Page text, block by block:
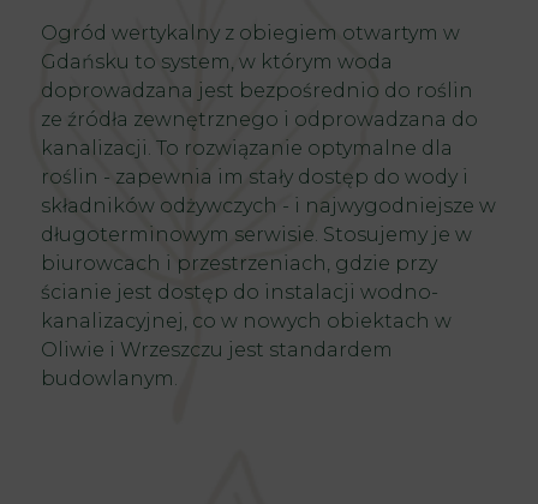
Ogród wertykalny z obiegiem otwartym w
Gdańsku to system, w którym woda
doprowadzana jest bezpośrednio do roślin
ze źródła zewnętrznego i odprowadzana do
kanalizacji. To rozwiązanie optymalne dla
roślin - zapewnia im stały dostęp do wody i
składników odżywczych - i najwygodniejsze w
długoterminowym serwisie. Stosujemy je w
biurowcach i przestrzeniach, gdzie przy
ścianie jest dostęp do instalacji wodno-
kanalizacyjnej, co w nowych obiektach w
Oliwie i Wrzeszczu jest standardem
budowlanym.